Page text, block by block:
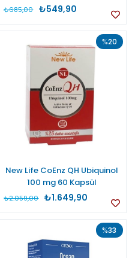
₺549,90
₺685,00
New Life CoEnz QH Ubiquinol
100 mg 60 Kapsül
₺1.649,90
₺2.059,00
%20
%33